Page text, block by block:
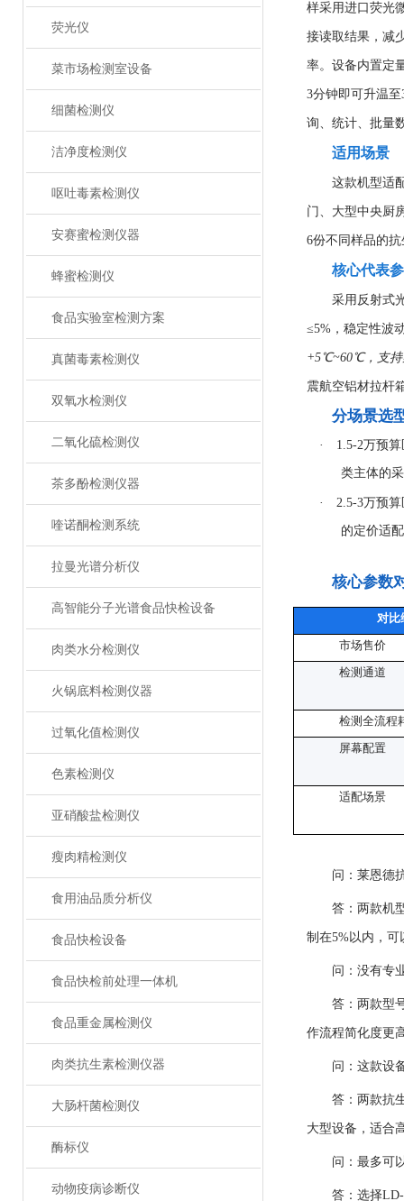
荧光仪
菜市场检测室设备
细菌检测仪
洁净度检测仪
呕吐毒素检测仪
安赛蜜检测仪器
蜂蜜检测仪
食品实验室检测方案
真菌毒素检测仪
双氧水检测仪
二氧化硫检测仪
茶多酚检测仪器
喹诺酮检测系统
拉曼光谱分析仪
高智能分子光谱食品快检设备
肉类水分检测仪
火锅底料检测仪器
过氧化值检测仪
色素检测仪
亚硝酸盐检测仪
瘦肉精检测仪
食用油品质分析仪
食品快检设备
食品快检前处理一体机
食品重金属检测仪
肉类抗生素检测仪器
大肠杆菌检测仪
酶标仪
动物疫病诊断仪
样采用进口荧光
接读取结果，减
率。设备内置定
3分钟即可升温
询、统计、批量
适用场景
这款机型适
门、大型中央厨
6份不同样品的
核心代表
采用反射式
≤5%，稳定性波
+5℃~60℃，支持
震航空铝材拉杆
分场景选
· 1.5-2万预
类主体的
· 2.5-3万预
的定价适
核心参数
对比
市场售价
检测通道
检测全流程
屏幕配置
适配场景
问：莱恩德
答：两款机
制在5%以内，
问：没有专
答：两款型
作流程简化度更
问：这款设
答：两款抗
大型设备，适合
问：最多可
答：选择